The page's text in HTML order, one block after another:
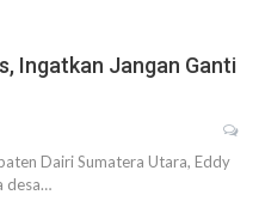
Ingatkan Jangan Ganti
Dairi Sumatera Utara, Eddy
desa…